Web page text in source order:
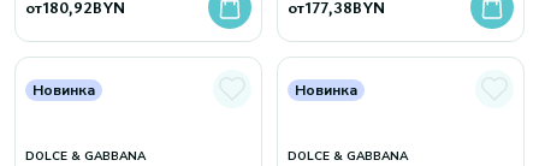
от180,92BYN от177,38BYN
Новинка
DOLCE & GABBANA
Новинка
DOLCE & GABBANA